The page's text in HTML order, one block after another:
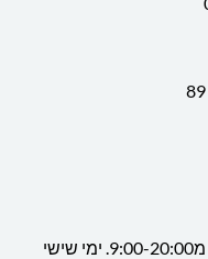
ימים א'-ה' מ9:00-20:00. ימי שישי